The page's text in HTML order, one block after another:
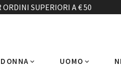
SUPERIORI A € 50
DONNA UOMO